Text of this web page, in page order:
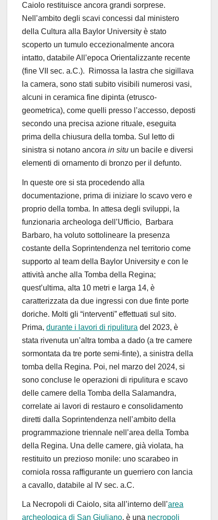
Caiolo restituisce ancora grandi sorprese.
Nell’ambito degli scavi concessi dal ministero
della Cultura alla Baylor University è stato
scoperto un tumulo eccezionalmente ancora
intatto, databile All’epoca Orientalizzante recente
(fine VII sec. a.C.).
Rimossa la lastra che sigillava
la camera, sono stati subito visibili numerosi vasi,
alcuni in ceramica fine dipinta (etrusco-
geometrica), come quelli presso l’accesso, deposti
secondo una precisa azione rituale, eseguita
prima della chiusura della tomba. Sul letto di
sinistra si notano ancora in situ un bacile e diversi
elementi di ornamento di bronzo per il defunto.
In queste ore si sta procedendo alla
documentazione, prima di iniziare lo scavo vero e
proprio della tomba. In attesa degli sviluppi, la
funzionaria archeologa dell’Ufficio, Barbara
Barbaro, ha voluto sottolineare la presenza
costante della Soprintendenza nel territorio come
supporto al team della Baylor University e con le
attività anche alla Tomba della Regina;
quest’ultima, alta 10 metri e larga 14, è
caratterizzata da due ingressi con due finte porte
doriche. Molti gli “interventi” effettuati sul sito.
Prima, durante i lavori di ripulitura del 2023, è
stata rivenuta un’altra tomba a dado (a tre camere
sormontata da tre porte semi-finte), a sinistra della
tomba della Regina. Poi, nel marzo del 2024, si
sono concluse le operazioni di ripulitura e scavo
delle camere della Tomba della Salamandra,
correlate ai lavori di restauro e consolidamento
diretti dalla Soprintendenza nell’ambito della
programmazione triennale nell’area della Tomba
della Regina. Una delle camere, già violata, ha
restituito un prezioso monile: uno scarabeo in
corniola rossa raffigurante un guerriero con lancia
a cavallo, databile al IV sec. a.C.
La Necropoli di Caiolo, sita all’interno dell’area
archeologica di San Giuliano, è una necropoli